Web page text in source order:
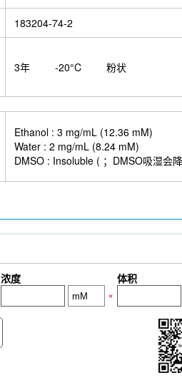
183204-74-2
3年 -20°C 粉状
Ethanol : 3 mg/mL (12.36 mM)
Water : 2 mg/mL (8.24 mM)
DMSO : Insoluble ( ；DMSO吸湿会
浓度
体积
×